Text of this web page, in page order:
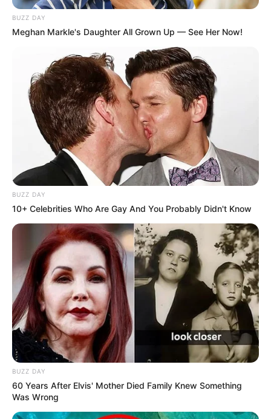
BUZZ DAY
Meghan Markle's Daughter All Grown Up — See Her Now!
BUZZ DAY
10+ Celebrities Who Are Gay And You Probably Didn't Know
BUZZ DAY
60 Years After Elvis' Mother Died Family Knew Something
Was Wrong